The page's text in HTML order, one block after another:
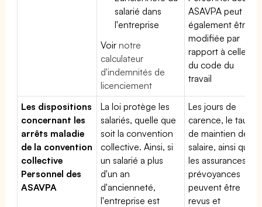
salarié dans
l'entreprise
Voirnotre
calculateur
d'indemnités de
licenciement
ASAVPA peut
également être
modifiée par
rapport à celle
du code du
travail
Les dispositions
concernant les
arrêts maladie
de la convention
collective
Personnel des
ASAVPA
La loi protège les
salariés, quelle que
soit la convention
collective. Ainsi, si
un salarié a plus
d'un an
d'ancienneté,
l'entreprise est
Les jours de
carence, le taux
de maintien de
salaire, ainsi que
les assurances
prévoyances
peuvent être
revus et